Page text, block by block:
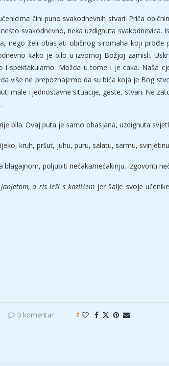
čini puno svakodnevnih stvari. Priča
svakodnevno, neka uzdignuta svakodnevica.
nego želi obasjati običnog siromaha koji
kako je bilo u izvornoj Božjoj zamisli.
spektakularno. Možda u tome i je caka. Naša
više ne prepoznajemo da su bića koja je Bog
male i jednostavne situacije, geste, stvari. Ne
bila. Ovaj puta je samo obasjana, uzdignuta
kruh, pršut, juhu, puru, salatu, sarmu,
poljubiti nećaka/nećakinju, izgovoriti
a ris leži s kozlićem jer šalje svoje
0 komentar 1